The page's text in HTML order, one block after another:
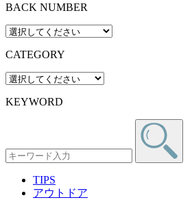
BACK NUMBER
CATEGORY
KEYWORD
TIPS
アウトドア